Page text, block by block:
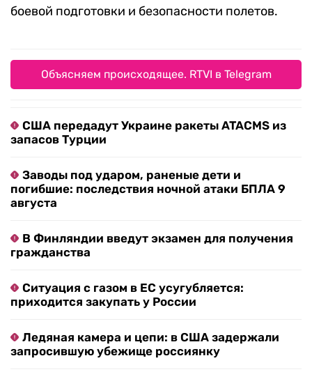
боевой подготовки и безопасности полетов.
Объясняем происходящее. RTVI в Telegram
США передадут Украине ракеты ATACMS из
запасов Турции
Заводы под ударом, раненые дети и
погибшие: последствия ночной атаки БПЛА 9
августа
В Финляндии введут экзамен для получения
гражданства
Ситуация с газом в ЕС усугубляется:
приходится закупать у России
Ледяная камера и цепи: в США задержали
запросившую убежище россиянку